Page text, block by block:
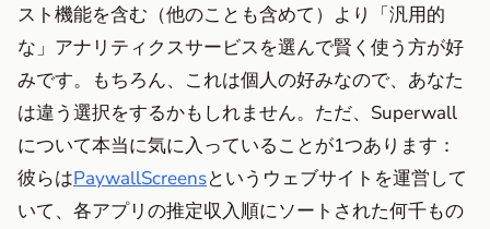
スト機能を含む（他のことも含めて）より「汎用的
な」アナリティクスサービスを選んで賢く使う方が好
みです。もちろん、これは個人の好みなので、あなた
は違う選択をするかもしれません。ただ、Superwall
について本当に気に入っていることが1つあります：
彼らはPaywallScreensというウェブサイトを運営して
いて、各アプリの推定収入順にソートされた何千もの